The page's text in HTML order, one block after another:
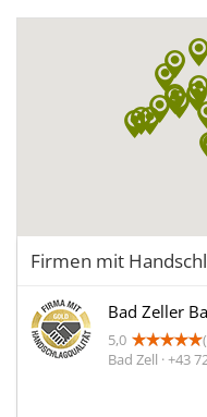
Firmen mit
Bad Zeller
5,0
Bad Zell · +43